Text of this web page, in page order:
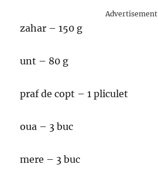
Advertisement
zahar – 150 g
unt – 80 g
praf de copt – 1 pliculet
oua – 3 buc
mere – 3 buc